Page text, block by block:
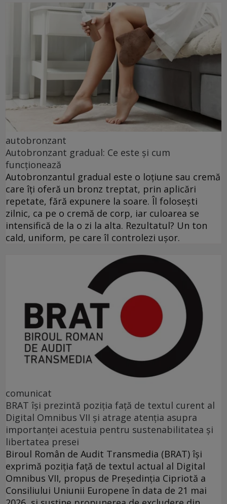
autobronzant
Autobronzant gradual: Ce este și cum
funcționează
Autobronzantul gradual este o loțiune sau cremă
care îți oferă un bronz treptat, prin aplicări
repetate, fără expunere la soare. Îl folosești
zilnic, ca pe o cremă de corp, iar culoarea se
intensifică de la o zi la alta. Rezultatul? Un ton
cald, uniform, pe care îl controlezi ușor.
comunicat
BRAT își prezintă poziția față de textul curent al
Digital Omnibus VII și atrage atenția asupra
importanței acestuia pentru sustenabilitatea și
libertatea presei
Biroul Român de Audit Transmedia (BRAT) își
exprimă poziția față de textul actual al Digital
Omnibus VII, propus de Președinția Cipriotă a
Consiliului Uniunii Europene în data de 21 mai